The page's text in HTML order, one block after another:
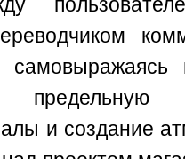
и создание